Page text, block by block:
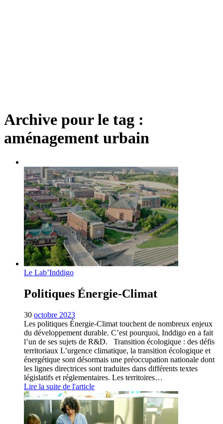
Archive pour le tag :
aménagement urbain
Le Lab’Inddigo
Politiques Énergie-Climat
30 octobre 2023
Les politiques Énergie-Climat touchent de nombreux enjeux
du développement durable. C’est pourquoi, Inddigo en a fait
l’un de ses sujets de R&D. Transition écologique : des défis
territoriaux L’urgence climatique, la transition écologique et
énergétique sont désormais une préoccupation nationale dont
les lignes directrices sont traduites dans différents textes
législatifs et réglementaires. Les territoires…
Lire la suite de l'article